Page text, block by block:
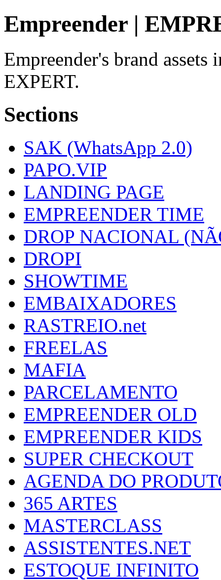
Empreender |
Empreender's brand
EXPERT.
Sections
SAK (WhatsApp 2.0)
PAPO.VIP
LANDING PAGE
EMPREENDER TIME
DROP NACIONAL
DROPI
SHOWTIME
EMBAIXADORES
RASTREIO.net
FREELAS
MAFIA
PARCELAMENTO
EMPREENDER OLD
EMPREENDER KIDS
SUPER CHECKOUT
AGENDA DO
365 ARTES
MASTERCLASS
ASSISTENTES.NET
ESTOQUE INFINITO